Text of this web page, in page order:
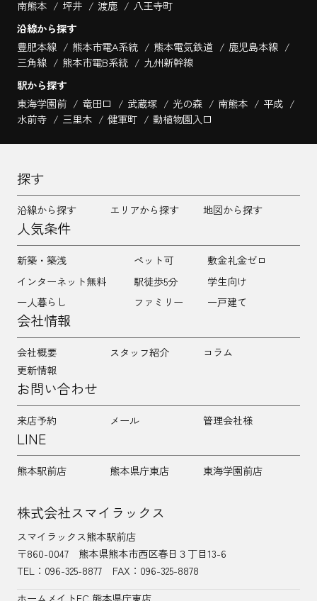
南熊本
坪井 渡鹿
八王寺町
沿線から探す
豊肥本線
熊本市電A系統 熊本電気鉄道
鹿児島本線
三角線
熊本市電B系統
九州新幹線
駅から探す
東海学園前
竜田口 武蔵塚 光の森 南熊本
平成
水前寺
三里木 健軍町 動植物園入口
探す
沿線から探す エリアから探す 地図から探す
人気条件
新築・築浅 ペット可
敷金礼金ゼロ
インターネット無料
駅徒歩5分
学生向け
一人暮らし
ファミリー 一戸建て
会社情報
会社概要 スタッフ紹介
コラム
更新情報
お問い合わせ
来店予約 メール 管理会社様
LINE
熊本駅前店 熊本県庁東店 東海学園前店
株式会社スマイラックス
スマイラックス熊本駅前店
〒860-0047
熊本県熊本市西区春日３丁目13-6
TEL： 096-325-8877
FAX：096-325-8878
ホームメイトFC 熊本県庁東店